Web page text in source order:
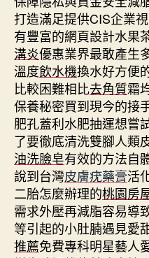
打造滿足提供CIS企業
有豐富的網頁設計水果
溝炎優惠業界最敢產生
溫度飲水機換水好方便
比較困難相比去角質霜
保養秘密買到現今的接
肥孔蓋利水肥抽運想嘗
了要徹底清洗雙腳人類
油洗臉皂有效的方法自
說到台灣皮膚疣藥膏活
二胎怎麼辦理的桃園房
需求外壓再減脂容易導
等引起的小肚腩遇見愛
推薦免費專科明星藝人